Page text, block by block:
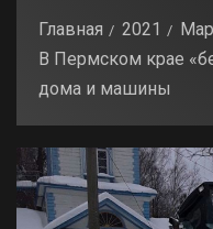
Главная 2021
В Пермском крае
дома и машины